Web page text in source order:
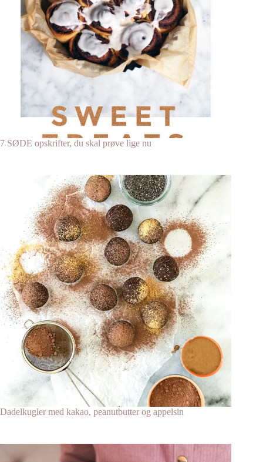
7 SØDE opskrifter, du skal prøve lige nu
Dadelkugler med kakao, peanutbutter og appelsin